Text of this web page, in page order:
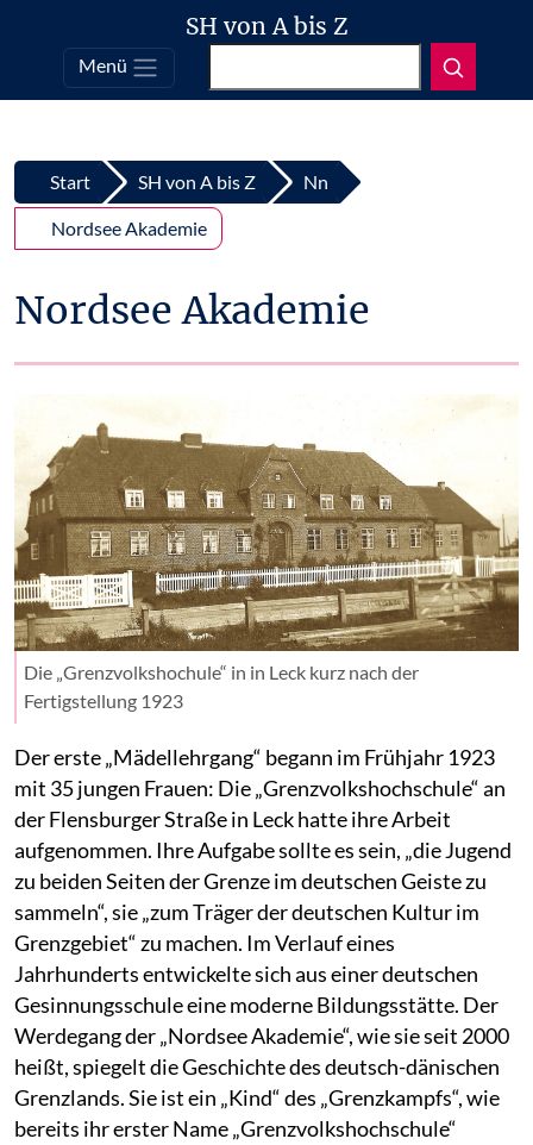
Top
Zum Inhalt springen
SH von A bis Z
Menü
Start SH von A bis Z Nn
Nordsee Akademie
Nordsee Akademie
Die „Grenzvolkshochule“ in in Leck kurz nach der
Fertigstellung 1923
Der erste „Mädellehrgang“ begann im Frühjahr 1923
mit 35 jungen Frauen: Die „Grenzvolkshochschule“ an
der Flensburger Straße in Leck hatte ihre Arbeit
aufgenommen. Ihre Aufgabe sollte es sein, „die Jugend
zu beiden Seiten der Grenze im deutschen Geiste zu
sammeln“, sie „zum Träger der deutschen Kultur im
Grenzgebiet“ zu machen. Im Verlauf eines
Jahrhunderts entwickelte sich aus einer deutschen
Gesinnungsschule eine moderne Bildungsstätte. Der
Werdegang der „Nordsee Akademie“, wie sie seit 2000
heißt, spiegelt die Geschichte des deutsch-dänischen
Grenzlands. Sie ist ein „Kind“ des „Grenzkampfs“, wie
bereits ihr erster Name „Grenzvolkshochschule“